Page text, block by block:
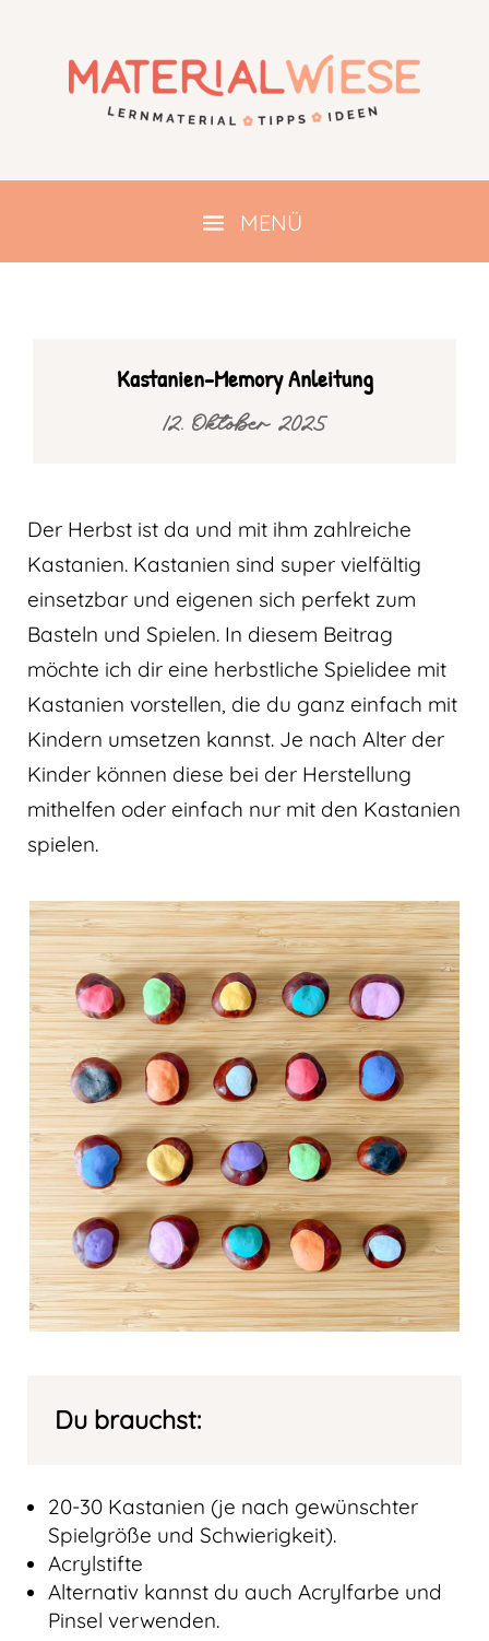
Kastanien-Memory Anleitung
12. Oktober 2025
Der Herbst ist da und mit ihm zahlreiche
Kastanien. Kastanien sind super vielfältig
einsetzbar und eigenen sich perfekt zum
Basteln und Spielen. In diesem Beitrag
möchte ich dir eine herbstliche Spielidee mit
Kastanien vorstellen, die du ganz einfach mit
Kindern umsetzen kannst. Je nach Alter der
Kinder können diese bei der Herstellung
mithelfen oder einfach nur mit den Kastanien
spielen.
Du brauchst:
20-30 Kastanien (je nach gewünschter
Spielgröße und Schwierigkeit).
Acrylstifte
Alternativ kannst du auch Acrylfarbe und
Pinsel verwenden.